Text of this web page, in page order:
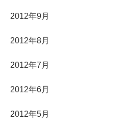
2012年9月
2012年8月
2012年7月
2012年6月
2012年5月